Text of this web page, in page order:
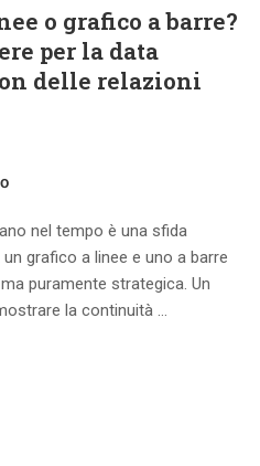
o grafico a barre?
per la data
delle relazioni
nel tempo è una sfida
grafico a linee e uno a barre
puramente strategica. Un
la continuità …